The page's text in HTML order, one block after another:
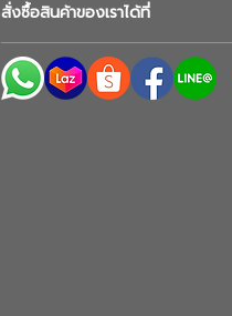
สั่งซื้อสินค้าของเราได้ที่